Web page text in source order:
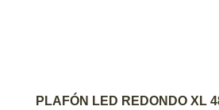
AGREGAR AL
PLAFÓN LED REDONDO XL